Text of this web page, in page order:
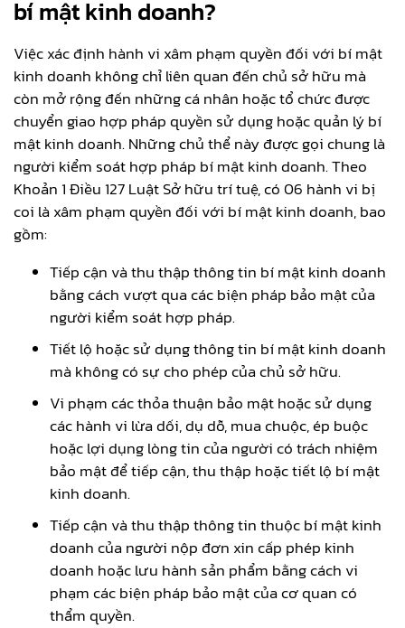
bí mật kinh doanh?
Việc xác định hành vi xâm phạm quyền đối với bí mật
kinh doanh không chỉ liên quan đến chủ sở hữu mà
còn mở rộng đến những cá nhân hoặc tổ chức được
chuyển giao hợp pháp quyền sử dụng hoặc quản lý bí
mật kinh doanh. Những chủ thể này được gọi chung là
người kiểm soát hợp pháp bí mật kinh doanh. Theo
Khoản 1 Điều 127 Luật Sở hữu trí tuệ, có 06 hành vi bị
coi là xâm phạm quyền đối với bí mật kinh doanh, bao
gồm:
Tiếp cận và thu thập thông tin bí mật kinh doanh
bằng cách vượt qua các biện pháp bảo mật của
người kiểm soát hợp pháp.
Tiết lộ hoặc sử dụng thông tin bí mật kinh doanh
mà không có sự cho phép của chủ sở hữu.
Vi phạm các thỏa thuận bảo mật hoặc sử dụng
các hành vi lừa dối, dụ dỗ, mua chuộc, ép buộc
hoặc lợi dụng lòng tin của người có trách nhiệm
bảo mật để tiếp cận, thu thập hoặc tiết lộ bí mật
kinh doanh.
Tiếp cận và thu thập thông tin thuộc bí mật kinh
doanh của người nộp đơn xin cấp phép kinh
doanh hoặc lưu hành sản phẩm bằng cách vi
phạm các biện pháp bảo mật của cơ quan có
thẩm quyền.